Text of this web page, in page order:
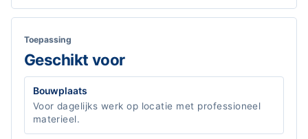
Toepassing
Geschikt voor
Bouwplaats
Voor dagelijks werk op locatie met professioneel
materieel.